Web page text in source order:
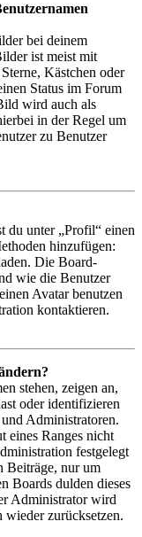
bei deinem
ist meist mit
Kästchen oder
Status im Forum
wird auch als
in der Regel um
zu Benutzer
du unter „Profil“ einen
hinzufügen:
Die Board-
wie die Benutzer
Avatar benutzen
kontaktieren.
stehen, zeigen an,
oder identifizieren
Administratoren.
eines Ranges nicht
festgelegt
Beiträge, nur um
Boards dulden dieses
Administrator wird
wieder zurücksetzen.